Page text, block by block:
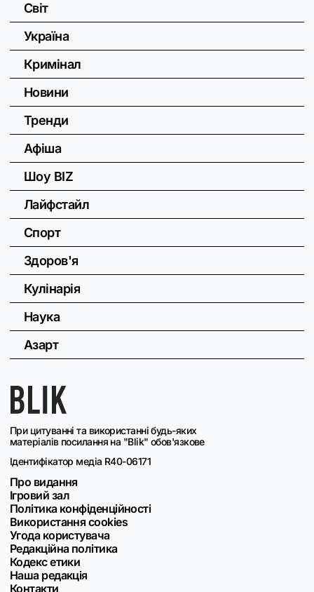
При цитуванні та використанні будь-яких
матеріалів посилання на "Blik" обов'язкове
Ідентифікатор медіа R40-06171
Про видання
Ігровий зал
Політика конфіденційності
Використання cookies
Угода користувача
Редакційна політика
Кодекс етики
Наша редакція
Контакти
Світ
Україна
Кримінал
Новини
Тренди
Афіша
Шоу BIZ
Лайфстайл
Спорт
Здоров'я
Кулінарія
Наука
Азарт